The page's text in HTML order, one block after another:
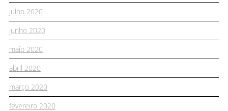
julho 2020
junho 2020
maio 2020
abril 2020
março 2020
fevereiro 2020